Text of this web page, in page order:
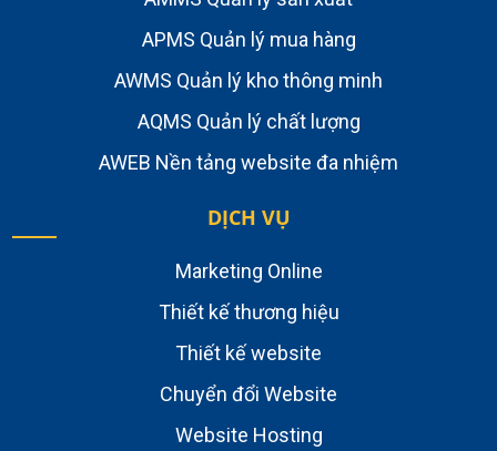
APMS Quản lý mua hàng
AWMS Quản lý kho thông minh
AQMS Quản lý chất lượng
AWEB Nền tảng website đa nhiệm
DỊCH VỤ
Marketing Online
Thiết kế thương hiệu
Thiết kế website
Chuyển đổi Website
Website Hosting